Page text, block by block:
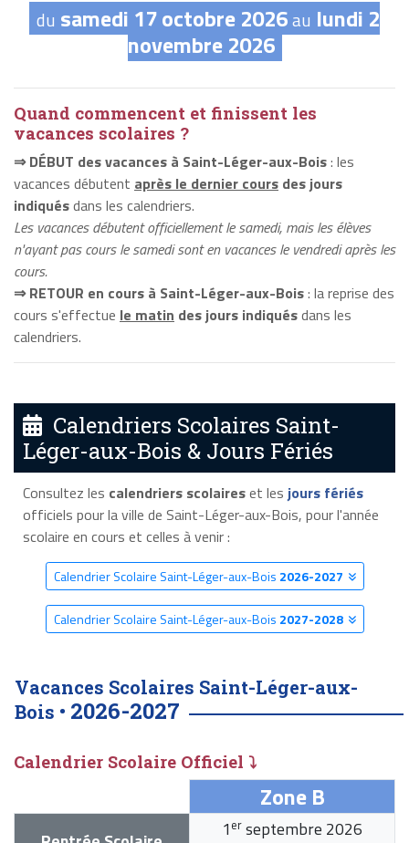
du samedi 17 octobre 2026au lundi 2
novembre 2026
Quand commencent et finissent les
vacances scolaires ?
⇒ DÉBUT des vacances à Saint-Léger-aux-Bois: les
vacances débutent après le dernier cours des jours
indiquésdans les calendriers.
Les vacances débutent officiellement le samedi, mais les élèves
n'ayant pas cours le samedi sont en vacances le vendredi après les
cours.
⇒ RETOUR en cours à Saint-Léger-aux-Bois: la reprise des
cours s'effectue le matin des jours indiquésdans les
calendriers.
Calendriers Scolaires Saint-
Léger-aux-Bois & Jours Fériés
Consultez les calendriers scolaireset les jours fériés
officiels pour la ville de Saint-Léger-aux-Bois, pour l'année
scolaire en cours et celles à venir :
Calendrier Scolaire Saint-Léger-aux-Bois 2026-2027
Calendrier Scolaire Saint-Léger-aux-Bois 2027-2028
Vacances Scolaires Saint-Léger-aux-
Bois • 2026-2027
Calendrier Scolaire Officiel ⤵
Zone B
1 er septembre 2026